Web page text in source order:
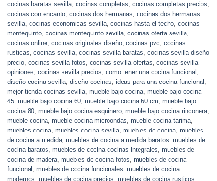
cocinas baratas sevilla, cocinas completas, cocinas completas precios,
cocinas con encanto, cocinas dos hermanas, cocinas dos hermanas
sevilla, cocinas economicas sevilla, cocinas hasta el techo, cocinas
montequinto, cocinas montequinto sevilla, cocinas oferta sevilla,
cocinas online, cocinas originales diseño, cocinas pvc, cocinas
rusticas, cocinas sevilla, cocinas sevilla baratas, cocinas sevilla diseño
precio, cocinas sevilla fotos, cocinas sevilla ofertas, cocinas sevilla
opiniones, cocinas sevilla precios, como tener una cocina funcional ,
diseño cocina sevilla, diseño cocinas, ideas para una cocina funcional ,
mejor tienda cocinas sevilla, mueble bajo cocina, mueble bajo cocina
45, mueble bajo cocina 60, mueble bajo cocina 60 cm, mueble bajo
cocina 80, mueble bajo cocina esquinero, mueble bajo cocina rinconera,
mueble cocina, mueble cocina microondas, mueble cocina tarima,
muebles cocina, muebles cocina sevilla, muebles de cocina, muebles
de cocina a medida, muebles de cocina a medida baratos, muebles de
cocina baratos, muebles de cocina cocinas integrales, muebles de
cocina de madera, muebles de cocina fotos, muebles de cocina
funcional , muebles de cocina funcionales, muebles de cocina
modernos, muebles de cocina precios, muebles de cocina rusticos,